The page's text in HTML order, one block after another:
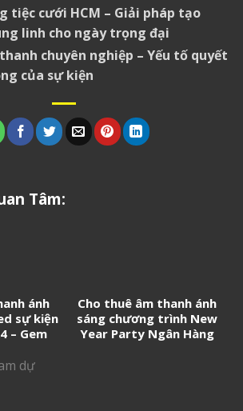
tiệc cưới HCM – Giải pháp tạo
linh cho ngày trọng đại
chuyên nghiệp – Yếu tố quyết
của sự kiện
Tâm:
ánh
sự kiện
– Gem
Cho thuê âm thanh ánh
sáng chương trình New
Year Party Ngân Hàng